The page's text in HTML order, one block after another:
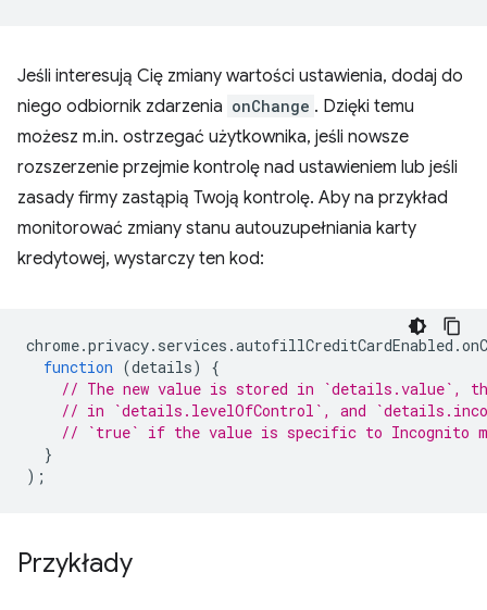
Jeśli interesują Cię zmiany wartości ustawienia, dodaj do
niego odbiornik zdarzenia onChange . Dzięki temu
możesz m.in. ostrzegać użytkownika, jeśli nowsze
rozszerzenie przejmie kontrolę nad ustawieniem lub jeśli
zasady firmy zastąpią Twoją kontrolę. Aby na przykład
monitorować zmiany stanu autouzupełniania karty
kredytowej, wystarczy ten kod:
chrome.privacy. services .autofillCreditCardEnabled .
function (details)
{
// The new value is stored in `details.value`,
// in `details.levelOfControl`, and
// `true` if the value is specific to Incognito
}
);
Przykłady